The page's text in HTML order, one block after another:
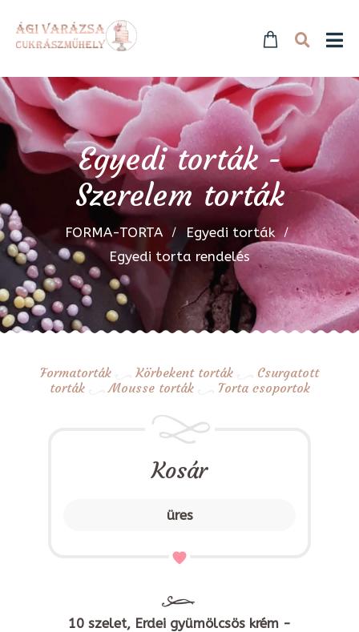
Egyedi torták -
Szerelem torták
FORMA-TORTA
Egyedi torták
Egyedi torta rendelés
Formatorták Körbekent torták
Csurgatott
torták
Mousse torták Torta csoportok
Kosár
üres
10 szelet, Erdei gyümölcsös krém -